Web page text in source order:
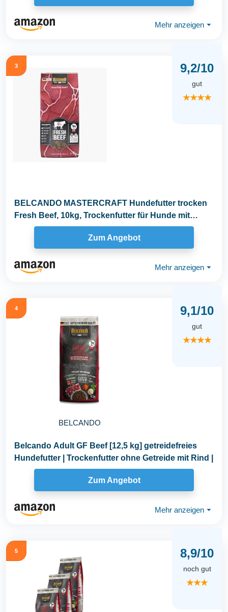
Mehr anzeigen ⏷
3 9,2/10
gut
★★★★
BELCANDO MASTERCRAFT Hundefutter trocken
Fresh Beef, 10kg, Trockenfutter für Hunde mit
Rind...
Zum Angebot
Mehr anzeigen ⏷
4
BELCANDO
9,1/10
gut
★★★★
Belcando Adult GF Beef [12,5 kg] getreidefreies
Hundefutter | Trockenfutter ohne Getreide mit Rind |
Zum Angebot
Mehr anzeigen ⏷
5 8,9/10
noch gut
★★★